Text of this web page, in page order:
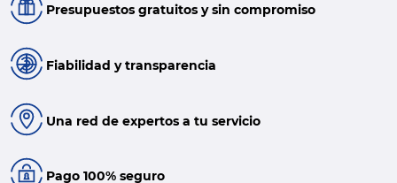
Presupuestos gratuitos y sin compromiso
Fiabilidad y transparencia
Una red de expertos a tu servicio
Pago 100% seguro